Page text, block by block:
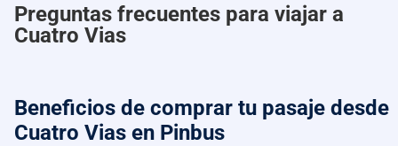
Preguntas frecuentes para viajar a
Cuatro Vias
Beneficios de comprar tu pasaje desde
Cuatro Vias en Pinbus